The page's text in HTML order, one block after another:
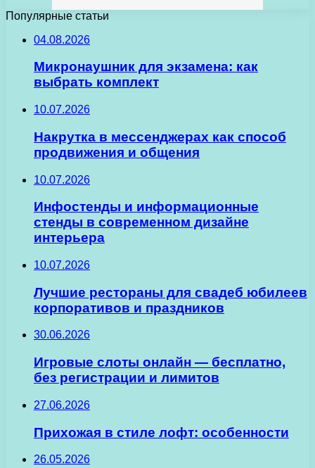
Популярные статьи
04.08.2026
Микронаушник для экзамена: как
выбрать комплект
10.07.2026
Накрутка в мессенджерах как способ
продвижения и общения
10.07.2026
Инфостенды и информационные
стенды в современном дизайне
интерьера
10.07.2026
Лучшие рестораны для свадеб юбилеев
корпоративов и праздников
30.06.2026
Игровые слоты онлайн — бесплатно,
без регистрации и лимитов
27.06.2026
Прихожая в стиле лофт: особенности
26.05.2026